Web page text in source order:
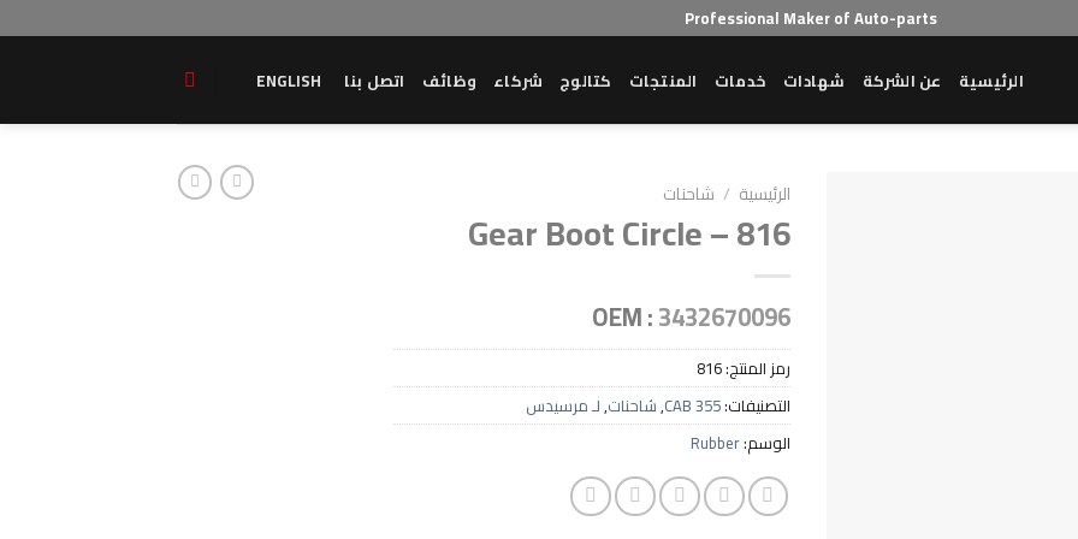
Professional Maker of Auto-parts
الرئيسية عن الشركة شهادات خدمات المنتجات كتالوج شركاء وظائف اتصل بنا ENGLISH
الرئيسية / شاحنات
Gear Boot Circle – 816
OEM :3432670096
رمز المنتج:816
التصنيفات:CAB 355
,شاحنات,لـ مرسيدس
الوسم:Rubber